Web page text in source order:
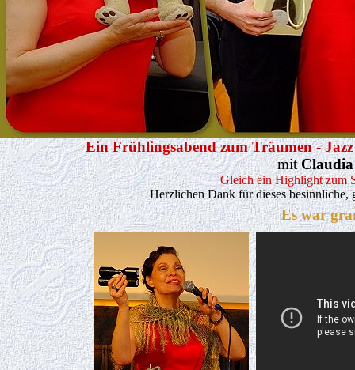
Ein Frühlingsabend zum Träumen -
mit
Gleich ein Highlight zum
Herzlichen Dank für dieses
Es war